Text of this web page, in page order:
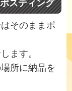
スティング
そのままポ
ます。
所に納品を